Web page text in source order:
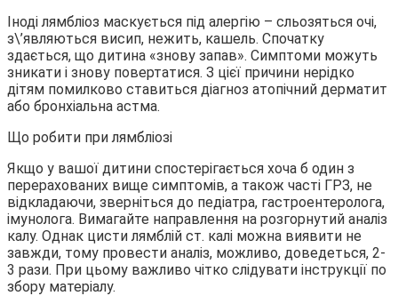
Іноді лямбліоз маскується під алергію – сльозяться очі,
з\’являються висип, нежить, кашель. Спочатку
здається, що дитина «знову запав». Симптоми можуть
зникати і знову повертатися. З цієї причини нерідко
дітям помилково ставиться діагноз атопічний дерматит
або бронхіальна астма.
Що робити при лямбліозі
Якщо у вашої дитини спостерігається хоча б один з
перерахованих вище симптомів, а також часті ГРЗ, не
відкладаючи, зверніться до педіатра, гастроентеролога,
імунолога. Вимагайте направлення на розгорнутий аналіз
калу. Однак цисти лямблій ст. калі можна виявити не
завжди, тому провести аналіз, можливо, доведеться, 2-
3 рази. При цьому важливо чітко слідувати інструкції по
збору матеріалу.